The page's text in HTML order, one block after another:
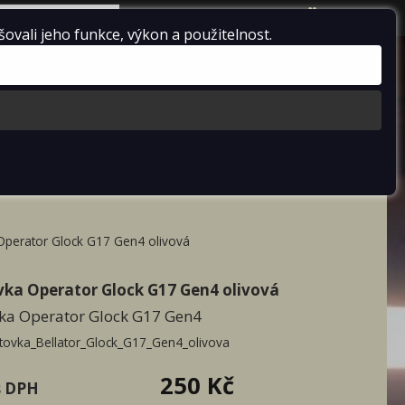
čepice
IZS
Glock G17 Gen4 olivová
Operator Glock G17 Gen4 olivová
Operator Glock G17 Gen4
DPH 250 Kč
jeho funkce, výkon a použitelnost.